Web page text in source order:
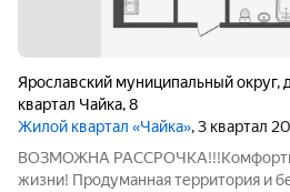
Ярославский муниципальный округ,
квартал Чайка,8
Жилой квартал «Чайка», 3 квартал
ВОЗМОЖНА
жизни! Продуманная территория и